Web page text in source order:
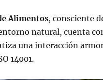
Alimentos, consciente
natural, cuenta
una interacción
14001.